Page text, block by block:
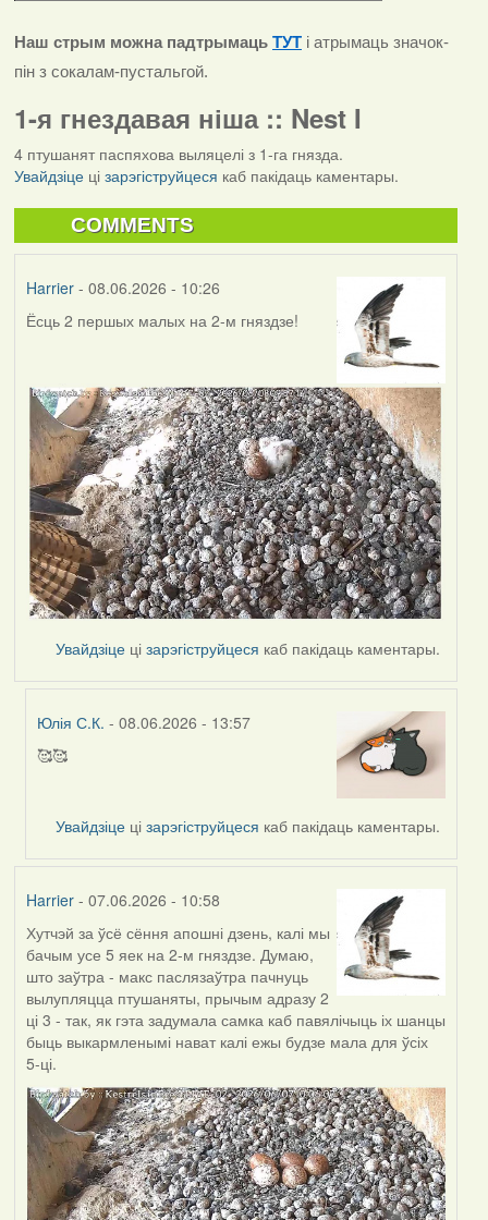
Наш стрым можна падтрымаць ТУТ і атрымаць значок-
пін з сокалам-пустальгой.
1-я гнездавая ніша :: Nest I
4 птушанят паспяхова выляцелі з 1-га гнязда.
Увайдзіцеці зарэгіструйцеся каб пакідаць каментары.
COMMENTS
Harrier- 08.06.2026 - 10:26
Ёсць 2 першых малых на 2-м гняздзе!
Увайдзіце цізарэгіструйцеся каб пакідаць каментары.
Юлія С.К. - 08.06.2026 - 13:57
In
🥰🥰
Увайдзіце цізарэгіструйцеся каб пакідаць каментары.
Harrier- 07.06.2026 - 10:58
Хутчэй за ўсё сёння апошні дзень, калі мы
бачым усе 5 яек на 2-м гняздзе. Думаю,
што заўтра - макс паслязаўтра пачнуць
вылупляцца птушаняты, прычым адразу 2
ці 3 - так, як гэта задумала самка каб павялічыць іх шанцы
быць выкармленымі нават калі ежы будзе мала для ўсіх
5-ці.